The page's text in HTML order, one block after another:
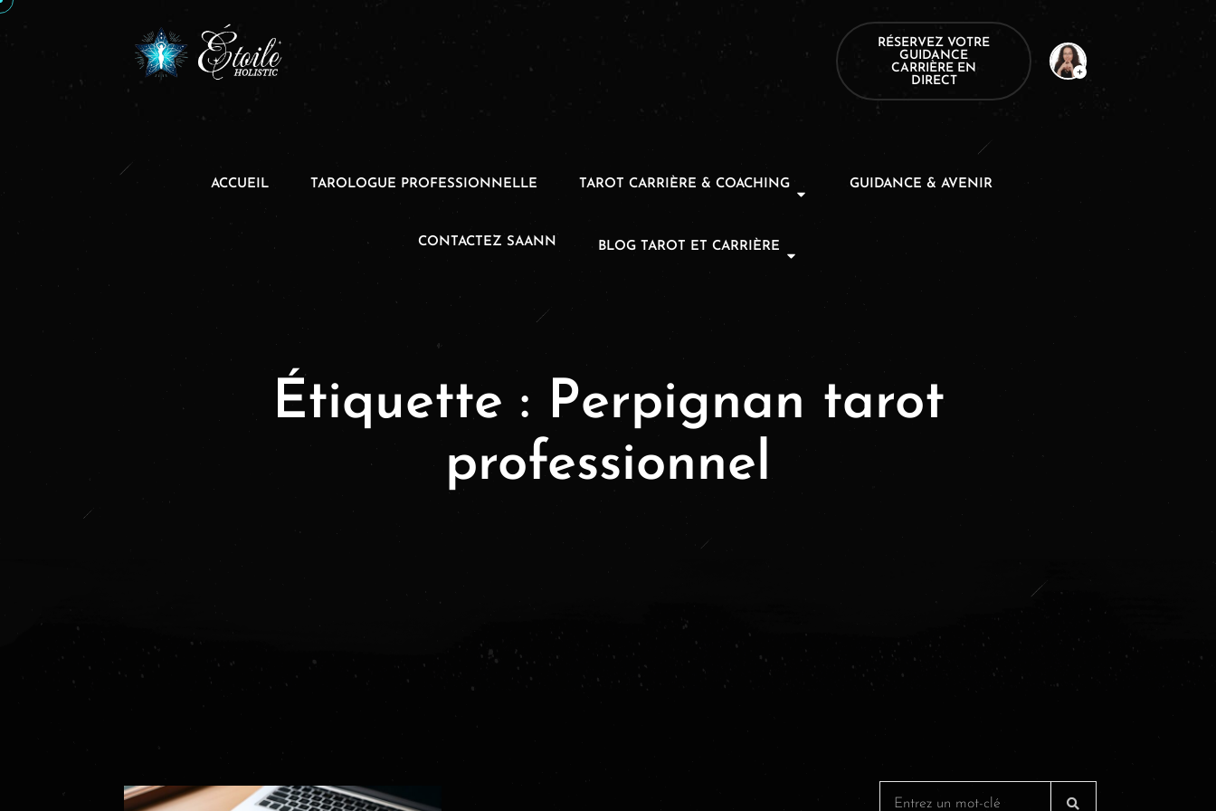
RÉSERVEZ VOTRE
GUIDANCE
CARRIÈRE EN
DIRECT
ACCUEIL TAROLOGUE PROFESSIONNELLE TAROT CARRIÈRE & COACHING GUIDANCE & AVENIR
CONTACTEZ SAANN BLOG TAROT ET CARRIÈRE
Étiquette : Perpignan tarot
professionnel